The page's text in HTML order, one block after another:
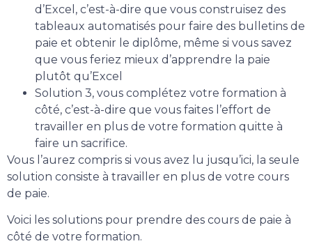
d’Excel, c’est-à-dire que vous construisez des
tableaux automatisés pour faire des bulletins de
paie et obtenir le diplôme, même si vous savez
que vous feriez mieux d’apprendre la paie
plutôt qu’Excel
Solution 3, vous complétez votre formation à
côté, c’est-à-dire que vous faites l’effort de
travailler en plus de votre formation quitte à
faire un sacrifice.
Vous l’aurez compris si vous avez lu jusqu’ici, la seule
solution consiste à travailler en plus de votre cours
de paie.
Voici les solutions pour prendre des cours de paie à
côté de votre formation.